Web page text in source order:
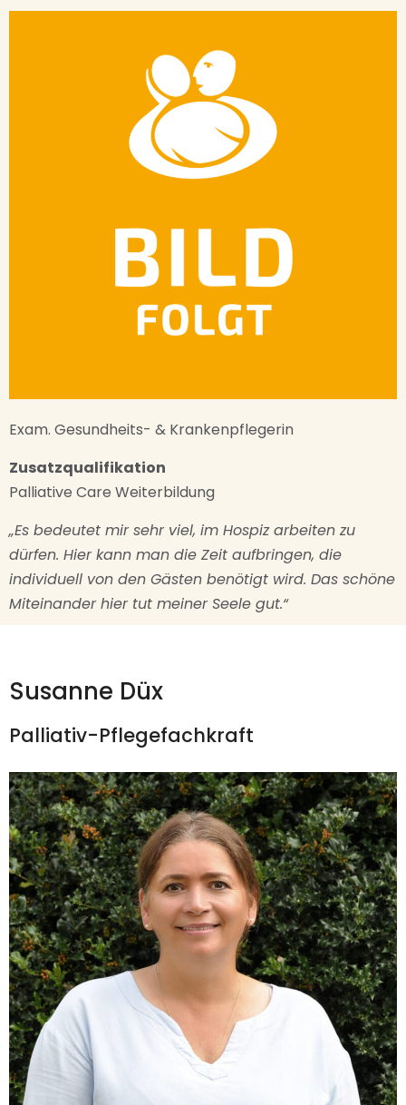
Exam. Gesundheits- & Krankenpflegerin
Zusatzqualifikation
Palliative Care Weiterbildung
„Es bedeutet mir sehr viel, im Hospiz arbeiten zu
dürfen. Hier kann man die Zeit aufbringen, die
individuell von den Gästen benötigt wird. Das schöne
Miteinander hier tut meiner Seele gut.“
Susanne Düx
Palliativ-Pflegefachkraft